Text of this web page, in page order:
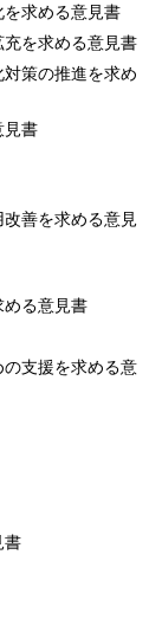
求める意見書
を求める意見書
策の推進を求め
見書
善を求める意見
める意見書
支援を求める意
書